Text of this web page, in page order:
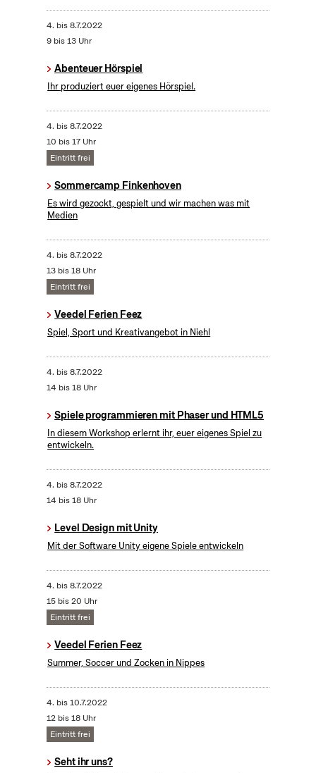
4. bis8.7.2022
9 bis 13 Uhr
Abenteuer Hörspiel
Ihr produziert euer eigenes Hörspiel.
4. bis8.7.2022
10 bis 17 Uhr
Eintritt frei
Sommercamp Finkenhoven
Es wird gezockt, gespielt und wir machen was mit
Medien
4. bis8.7.2022
13 bis 18 Uhr
Eintritt frei
Veedel Ferien Feez
Spiel, Sport und Kreativangebot in Niehl
4. bis8.7.2022
14 bis 18 Uhr
Spiele programmieren mit Phaser und HTML5
In diesem Workshop erlernt ihr, euer eigenes Spiel zu
entwickeln.
4. bis8.7.2022
14 bis 18 Uhr
Level Design mit Unity
Mit der Software Unity eigene Spiele entwickeln
4. bis8.7.2022
15 bis 20 Uhr
Eintritt frei
Veedel Ferien Feez
Summer, Soccer und Zocken in Nippes
4. bis10.7.2022
12 bis 18 Uhr
Eintritt frei
Seht ihr uns?